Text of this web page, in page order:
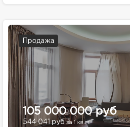
Продажа
105 000 000 руб
544 041 руб за 1 кв.м.